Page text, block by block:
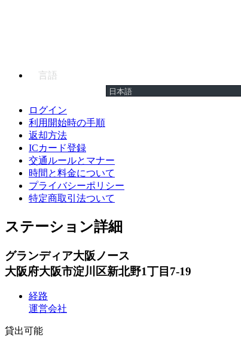
言語
ログイン
利用開始時の手順
返却方法
ICカード登録
交通ルールとマナー
時間と料金について
プライバシーポリシー
特定商取引法ついて
ステーション詳細
グランディア大阪ノース
大阪府大阪市淀川区新北野1丁目7-19
経路
運営会社
貸出可能